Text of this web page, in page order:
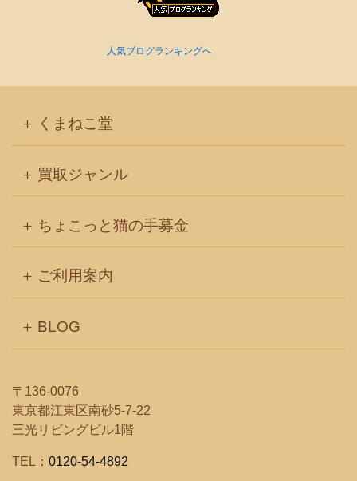
人気ブログランキングへ
くまねこ堂
買取ジャンル
ちょこっと猫の手募金
ご利用案内
BLOG
〒136-0076
東京都江東区南砂5-7-22
三光リビングビル1階
TEL： 0120-54-4892